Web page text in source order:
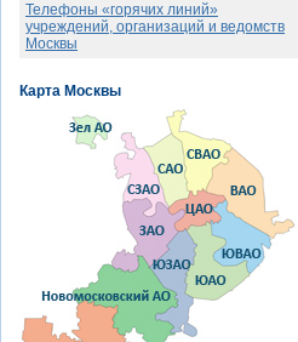
Телефоны «горячих линий»
учреждений, организаций и ведомств
Москвы